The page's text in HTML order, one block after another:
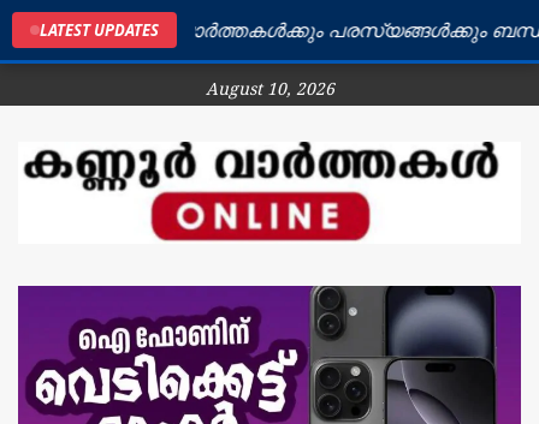
LATEST UPDATES
ജില്ലയിലെ വാർത്തകൾക്കും പരസ്യങ്ങൾക്കും
August 10, 2026